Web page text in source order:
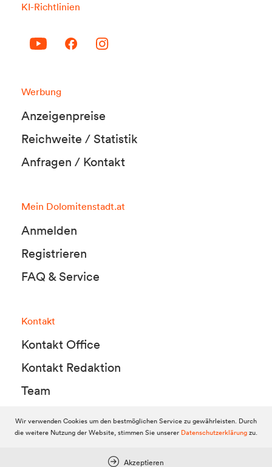
KI-Richtlinien
Werbung
Anzeigenpreise
Reichweite / Statistik
Anfragen / Kontakt
Mein Dolomitenstadt.at
Anmelden
Registrieren
FAQ & Service
Kontakt
Kontakt Office
Kontakt Redaktion
Team
© 2010-2026 Dolomitenstadt.at
Wir verwenden Cookies um den bestmöglichen Service zu gewährleisten. Durch
die weitere Nutzung der Website, stimmen Sie unserer Datenschutzerklärungzu.
Akzeptieren